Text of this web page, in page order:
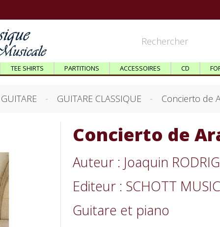
TEE SHIRTS PARTITIONS ACCESSOIRES CD
GUITARE GUITARE CLASSIQUE Concierto de
Concierto de
Auteur : Joaquin
Editeur : SCHOTT MUSIC
Guitare et piano